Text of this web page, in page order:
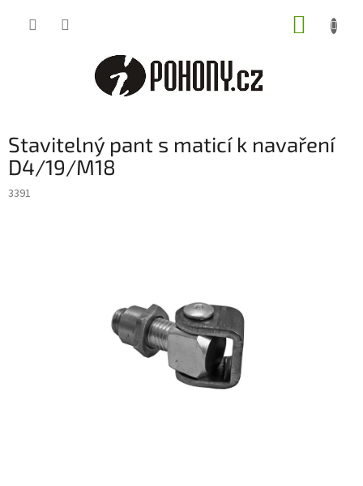
Stavitelný pant s maticí k navaření
D4/19/M18
3391